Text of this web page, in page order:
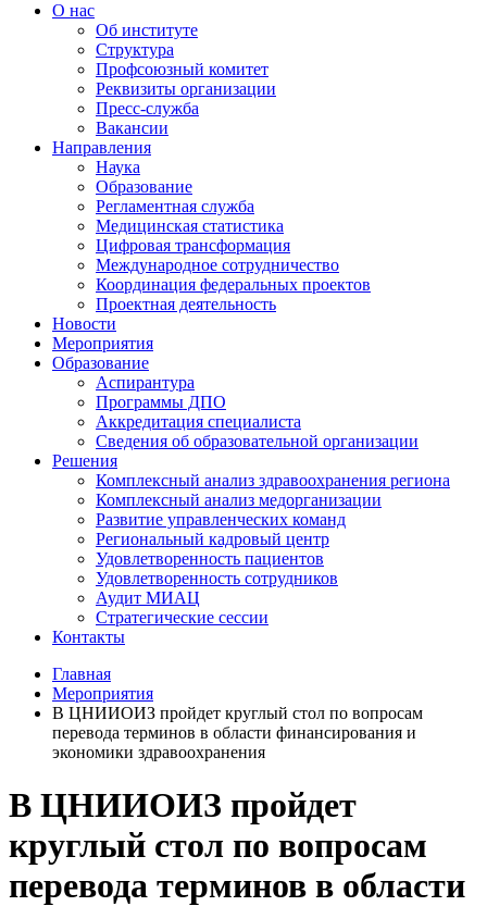
О нас
Об институте
Структура
Профсоюзный комитет
Реквизиты организации
Пресс-служба
Вакансии
Направления
Наука
Образование
Регламентная служба
Медицинская статистика
Цифровая трансформация
Международное сотрудничество
Координация федеральных проектов
Проектная деятельность
Новости
Мероприятия
Образование
Аспирантура
Программы ДПО
Аккредитация специалиста
Сведения об образовательной организации
Решения
Комплексный анализ здравоохранения региона
Комплексный анализ медорганизации
Развитие управленческих команд
Региональный кадровый центр
Удовлетворенность пациентов
Удовлетворенность сотрудников
Аудит МИАЦ
Стратегические сессии
Контакты
Главная
Мероприятия
В ЦНИИОИЗ пройдет круглый стол по вопросам
перевода терминов в области финансирования и
экономики здравоохранения
В ЦНИИОИЗ пройдет
круглый стол по вопросам
перевода терминов в области